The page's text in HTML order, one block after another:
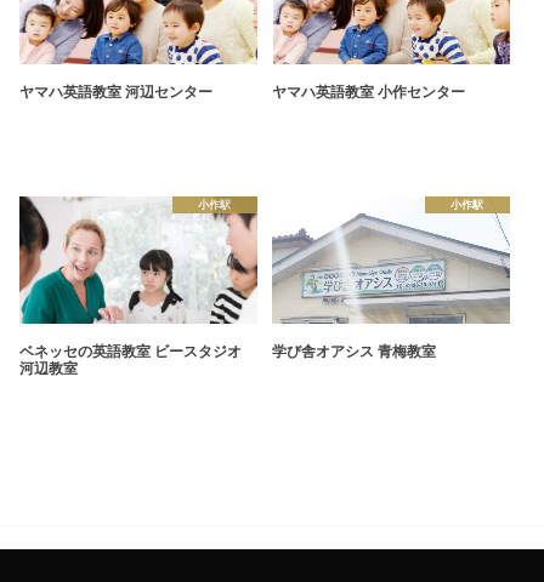
ヤマハ英語教室 河辺センター ヤマハ英語教室 小作センター
小作駅
ベネッセの英語教室 ビースタジオ
河辺教室
小作駅
学び舎オアシス 青梅教室